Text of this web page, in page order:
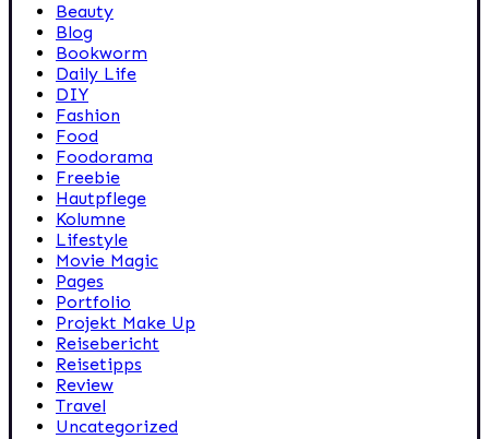
Beauty
Blog
Bookworm
Daily Life
DIY
Fashion
Food
Foodorama
Freebie
Hautpflege
Kolumne
Lifestyle
Movie Magic
Pages
Portfolio
Projekt Make Up
Reisebericht
Reisetipps
Review
Travel
Uncategorized